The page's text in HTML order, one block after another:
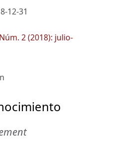
12-31
2 (2018): julio-